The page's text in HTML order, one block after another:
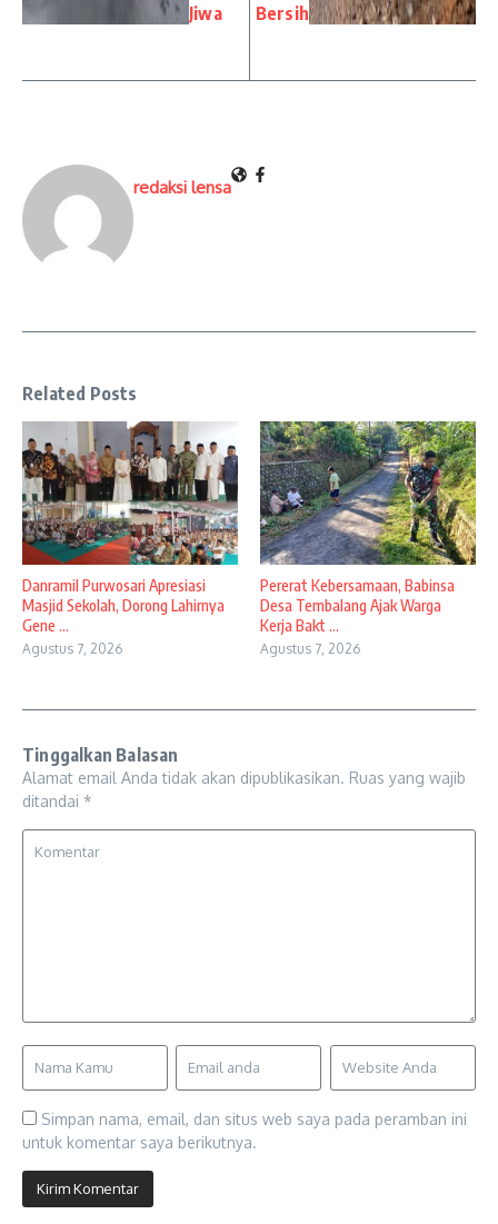
Jiwa
Bersih
redaksi lensa
Related Posts
Danramil Purwosari Apresiasi
Masjid Sekolah, Dorong Lahirnya
Gene ...
Agustus 7, 2026
Pererat Kebersamaan, Babinsa
Desa Tembalang Ajak Warga
Kerja Bakt ...
Agustus 7, 2026
Tinggalkan Balasan
Alamat email Anda tidak akan dipublikasikan. Ruas yang wajib
ditandai *
Simpan nama, email, dan situs web saya pada peramban ini
untuk komentar saya berikutnya.